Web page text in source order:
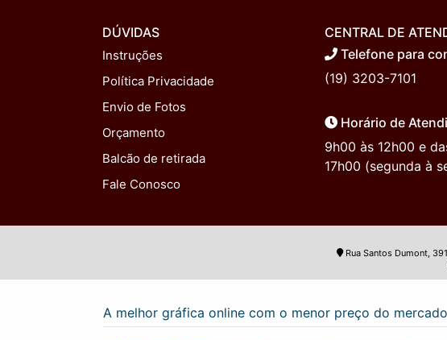
DÚVIDAS
Instruções
Política Privacidade
Envio de Fotos
Orçamento
Balcão de retirada
Fale Conosco
CENTRAL DE
Telefone para
(19) 3203-7101
Horário de
9h00 às 12h00 e
17h00 (segunda à
Rua Santos Dumont,
A melhor gráfica online com o menor preço do